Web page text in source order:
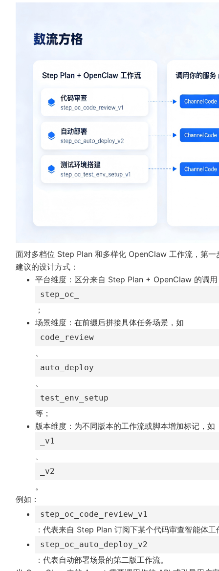
面对多档位 Step Plan 和多样化 OpenClaw 工作流，第
建议的设计方式：
平台维度：区分来自 Step Plan + OpenClaw 的调
step_oc_
；
场景维度：在前缀后拼接具体任务场景，如
code_review
auto_deploy
test_env_setup
等；
版本维度：为不同版本的工作流或脚本增加标记，如
_v1
_v2
。
例如：
step_oc_code_review_v1
：代表来自 Step Plan 订阅下某个代码审查智能体工
step_oc_auto_deploy_v2
：代表自动部署场景的第二版工作流。